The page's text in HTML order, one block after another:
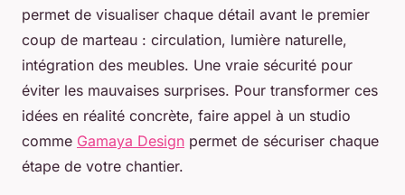
permet de visualiser chaque détail avant le premier
coup de marteau : circulation, lumière naturelle,
intégration des meubles. Une vraie sécurité pour
éviter les mauvaises surprises. Pour transformer ces
idées en réalité concrète, faire appel à un studio
comme Gamaya Design permet de sécuriser chaque
étape de votre chantier.